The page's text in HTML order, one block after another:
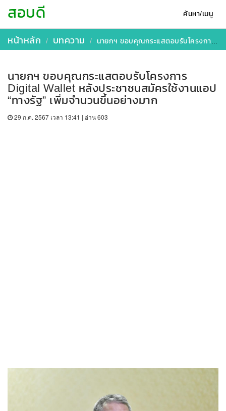
ค้นหา/เมนู
สอบดี
หน้าหลัก บทความ นายกฯ ขอบคุณกระแสตอบรับโครงการ Digital Wallet หลังประชาชนสมัครใช้งานแอป “ทางรัฐ” เพิ่มจำนวนขึ้นอย่างมาก
นายกฯ ขอบคุณกระแสตอบรับโครงการ
Digital Wallet หลังประชาชนสมัครใช้งานแอป
“ทางรัฐ” เพิ่มจำนวนขึ้นอย่างมาก
29 ก.ค. 2567 เวลา 13:41 | อ่าน 603